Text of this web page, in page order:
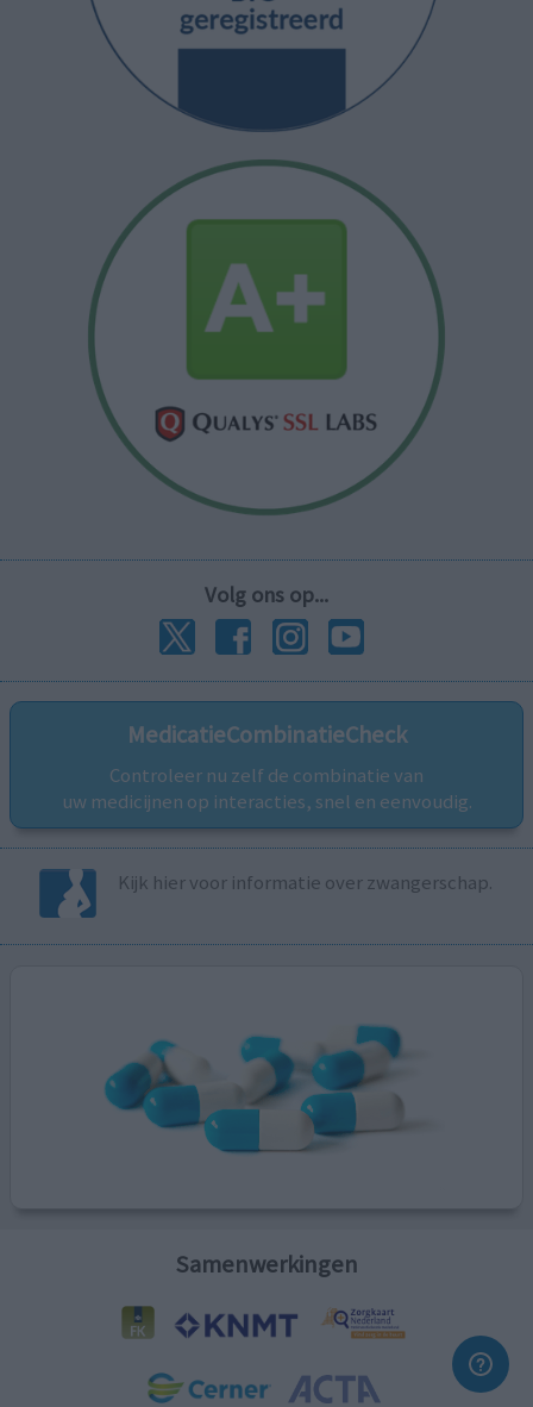
Volg ons op...
MedicatieCombinatieCheck
Controleer nu zelf de combinatie van
uw medicijnen op interacties, snel en eenvoudig.
Kijk hier voor informatie over zwangerschap.
Samenwerkingen